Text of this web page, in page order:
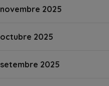
novembre 2025
octubre 2025
setembre 2025